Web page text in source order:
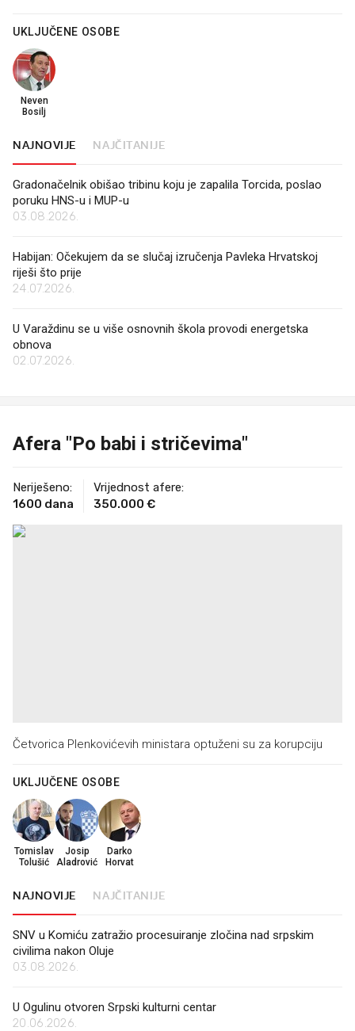
UKLJUČENE OSOBE
Neven
Bosilj
NAJNOVIJE NAJČITANIJE
Gradonačelnik obišao tribinu koju je zapalila Torcida, poslao
poruku HNS-u i MUP-u
03.08.2026.
Habijan: Očekujem da se slučaj izručenja Pavleka Hrvatskoj
riješi što prije
24.07.2026.
U Varaždinu se u više osnovnih škola provodi energetska
obnova
02.07.2026.
Afera "Po babi i stričevima"
Neriješeno:
1600 dana
Vrijednost afere:
350.000 €
Četvorica Plenkovićevih ministara optuženi su za korupciju
UKLJUČENE OSOBE
Tomislav
Tolušić
Josip
Aladrović
Darko
Horvat
NAJNOVIJE NAJČITANIJE
SNV u Komiću zatražio procesuiranje zločina nad srpskim
civilima nakon Oluje
03.08.2026.
U Ogulinu otvoren Srpski kulturni centar
20.06.2026.